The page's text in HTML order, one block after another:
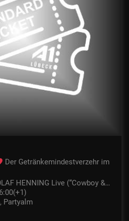
Der Getränkemindestverzehr im
HENNING Live (“Cowboy & I
Partyalm